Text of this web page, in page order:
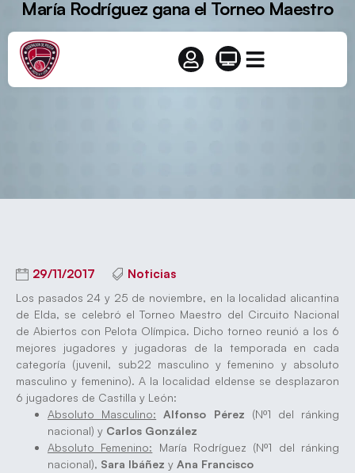
María Rodríguez gana el Torneo Maestro
29/11/2017 Noticias
Los pasados 24 y 25 de noviembre, en la localidad alicantina
de Elda, se celebró el Torneo Maestro del Circuito Nacional
de Abiertos con Pelota Olímpica. Dicho torneo reunió a los 6
mejores jugadores y jugadoras de la temporada en cada
categoría (juvenil, sub22 masculino y femenino y absoluto
masculino y femenino). A la localidad eldense se desplazaron
6 jugadores de Castilla y León:
Absoluto Masculino:
Alfonso Pérez (Nº1 del ránking
nacional) y Carlos González
Absoluto Femenino: María Rodríguez (Nº1 del ránking
nacional), Sara Ibáñez y Ana Francisco